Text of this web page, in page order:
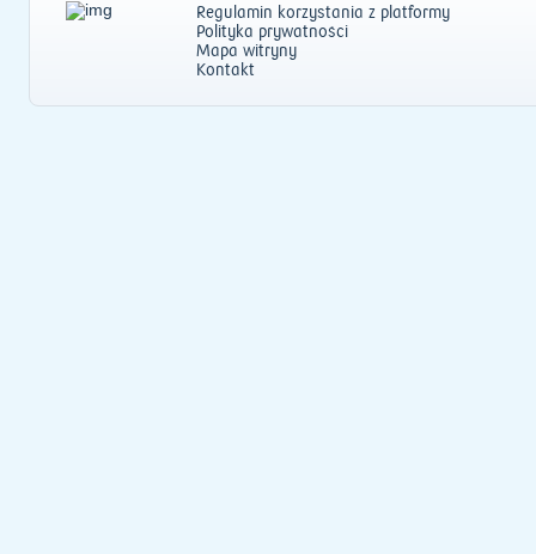
Regulamin korzystania z platformy
Polityka prywatności
Mapa witryny
Kontakt